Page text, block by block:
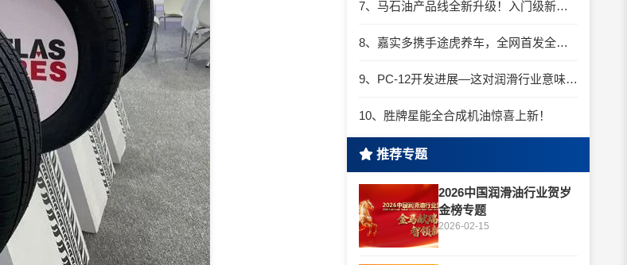
7、马石油产品线全新升级！入门级新品就选它
8、嘉实多携手途虎养车，全网首发全新“嘉实多嘉逸版润滑油”
9、PC-12开发进展—这对润滑行业意味着什么？
10、胜牌星能全合成机油惊喜上新！
推荐专题
2026中国润滑油行业贺岁
金榜专题
2026-02-15